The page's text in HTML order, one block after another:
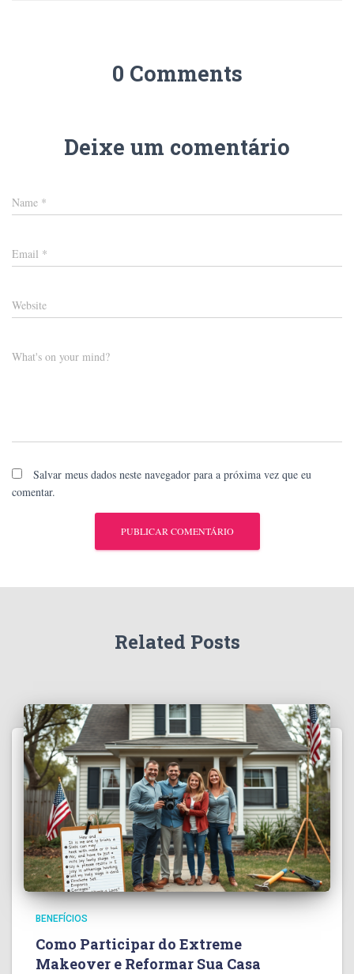
0 Comments
Deixe um comentário
Name *
Email *
Website
What's on your mind?
Salvar meus dados neste navegador para a próxima vez que eu
comentar.
Related Posts
BENEFÍCIOS
Como Participar do Extreme
Makeover e Reformar Sua Casa